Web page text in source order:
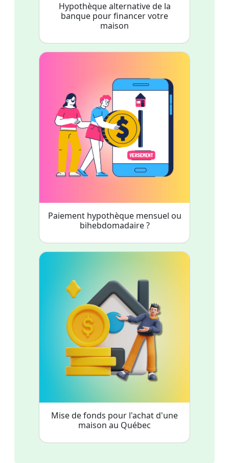
Hypothèque alternative de la
banque pour financer votre
maison
Paiement hypothèque mensuel ou
bihebdomadaire ?
Mise de fonds pour l'achat d'une
maison au Québec